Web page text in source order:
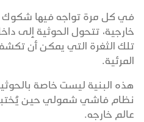
في كل مرة تواجه فيها
خارجية، تتحول الحوثية إلى
تلك الثغرة التي يمكن أن
المرئية.
هذه البنية ليست خاصة
نظام فاشي شمولي حين
عالم خارجه.